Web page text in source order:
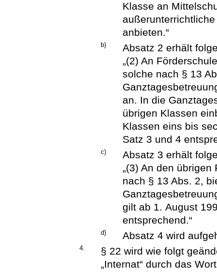
Klasse an
anbieten.“
b)
Absatz 2 erhält
„(2) An
solche nach § 13
an. In die
übrigen Klassen
Klassen eins bis
Satz 3 und 4
c)
Absatz 3 erhält
„(3) An den
nach § 13 Abs. 2,
gilt ab 1. August
entsprechend.“
d) Absatz 4 wird
4.
§ 22 wird wie folgt
„Internat“ durch das